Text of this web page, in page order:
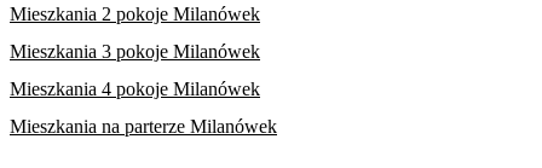
Mieszkania 2 pokoje Milanówek
Mieszkania 3 pokoje Milanówek
Mieszkania 4 pokoje Milanówek
Mieszkania na parterze Milanówek